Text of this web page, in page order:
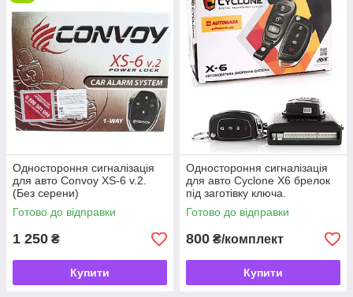
Одностороння сигналізація
для авто Convoy XS-6 v.2.
(Без серени)
Готово до відправки
1 250 ₴
Купити
Одностороння сигналізація
для авто Cyclone X6 брелок
під заготівку ключа.
Автосигналізації
Готово до відправки
800 ₴/комплект
Купити